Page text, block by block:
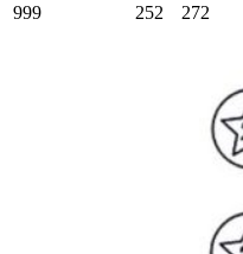
999
252 272